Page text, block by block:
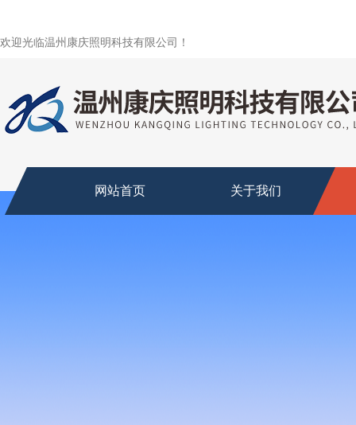
欢迎光临温州康庆照明科技有限公司！
网站首页 关于我们